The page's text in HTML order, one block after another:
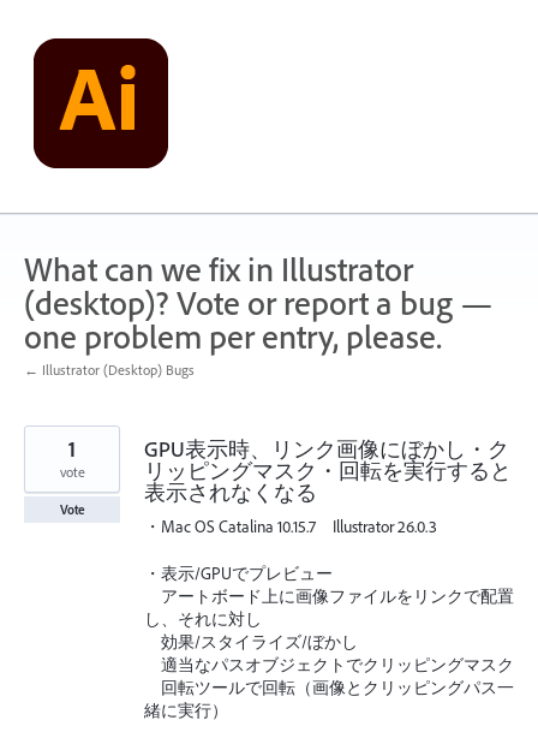
content
What can we fix in Illustrator
(desktop)? Vote or report a bug —
one problem per entry, please.
← Illustrator (Desktop) Bugs
GPU表示時、リンク画像にぼかし・ク
リッピングマスク・回転を実行すると
表示されなくなる
・Mac OS Catalina 10.15.7 Illustrator 26.0.3
・表示/GPUでプレビュー
アートボード上に画像ファイルをリンクで配置
し、それに対し
効果/スタイライズ/ぼかし
適当なパスオブジェクトでクリッピングマスク
回転ツールで回転（画像とクリッピングパス一
緒に実行）
1
vote
Vote